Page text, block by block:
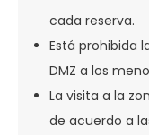
cada reserva.
Está prohibida
DMZ a los
La visita a la
de acuerdo a